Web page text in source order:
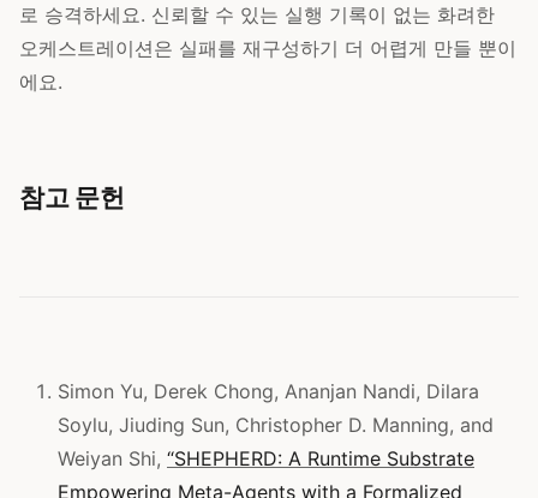
로 승격하세요. 신뢰할 수 있는 실행 기록이 없는 화려한
오케스트레이션은 실패를 재구성하기 더 어렵게 만들 뿐이
에요.
참고 문헌
Simon Yu, Derek Chong, Ananjan Nandi, Dilara
Soylu, Jiuding Sun, Christopher D. Manning, and
Weiyan Shi, “SHEPHERD: A Runtime Substrate
Empowering Meta-Agents with a Formalized